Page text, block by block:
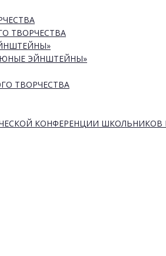
ТВОРЧЕСТВА
ЭЙНШТЕЙНЫ»
ТВОРЧЕСТВА
КОНФЕРЕНЦИИ ШКОЛЬНИКОВ